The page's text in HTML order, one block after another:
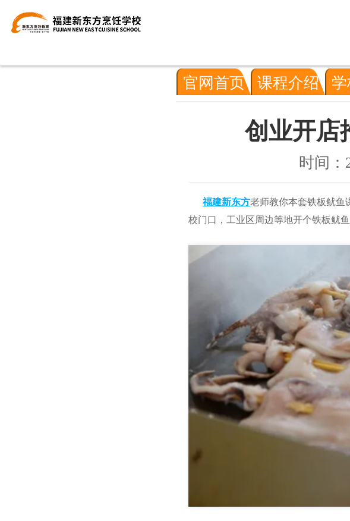
官网首页 课程介绍
创业开店
时间：
福建新东方老师教你本套铁板鱿鱼
校门口，工业区周边等地开个铁板鱿